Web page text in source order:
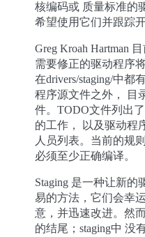
核编码或 质量标准的
希望使用它们并跟踪开
Greg Kroah Hartman
需要修正的驱动程序
在drivers/staging/中都
程序源文件之外， 目
件。TODO文件列出
的工作， 以及驱动程
人员列表。当前的规
必须至少正确编译。
Staging 是一种让新的
易的方法，它们会幸
意，并迅速改进。然
的结尾；staging中 没